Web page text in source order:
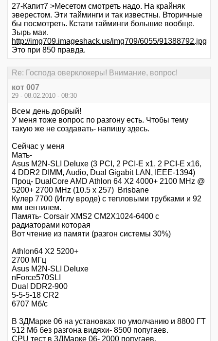
27-Капит7 >Месетом смотреть надо. На крайняк
эверестом. Эти тайминги и так известны. Вторичные
бы посмотреть. Кстати тайминги большие вообще.
Зырь маи.
http://img709.imageshack.us/img709/6055/91388792.jpg
Это при 850 правда.
Re: Господа оверклокеры! Внимание, вопрос!
кот 007
29 - 08.02.2010 - 08:30
Всем день добрый!
У меня тоже вопрос по разгону есть. Чтобы тему
такую же не создавать- напишу здесь.
Сейчас у меня
Мать-
Asus M2N-SLI Deluxe (3 PCI, 2 PCI-E x1, 2 PCI-E x16,
4 DDR2 DIMM, Audio, Dual Gigabit LAN, IEEE-1394)
Проц- DualCore AMD Athlon 64 X2 4000+ 2100 MHz @
5200+ 2700 MHz (10.5 x 257) Brisbane
Кулер 7700 (Иглу вроде) с тепловыми трубками и 92
мм вентилем.
Память- Corsair XMS2 CM2X1024-6400 с
радиаторами которая
Вот чтение из памяти (разгон системы 30%)
Athlon64 X2 5200+
2700 МГц
Asus M2N-SLI Deluxe
nForce570SLI
Dual DDR2-900
5-5-5-18 CR2
6707 Мб/с
В 3ДМарке 06 на установках по умолчанию и 8800 ГТ
512 Мб без разгона видяхи- 8500 попугаев.
CPU тест в 3ДМарке 06- 2000 попугаев.